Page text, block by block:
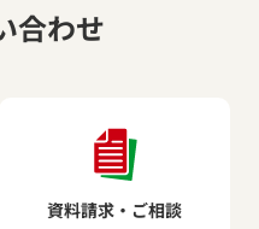
合わせ
資料請求・ご相談